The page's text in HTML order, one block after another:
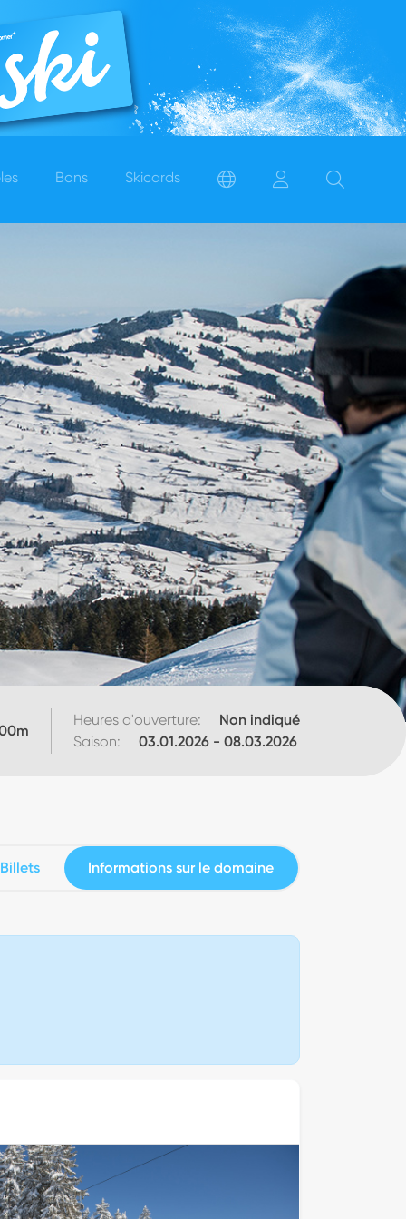
Bons Skicards
m
Heures d'ouverture:
Non indiqué
Saison:
03.01.2026 - 08.03.2026
Billets Informations sur le domaine